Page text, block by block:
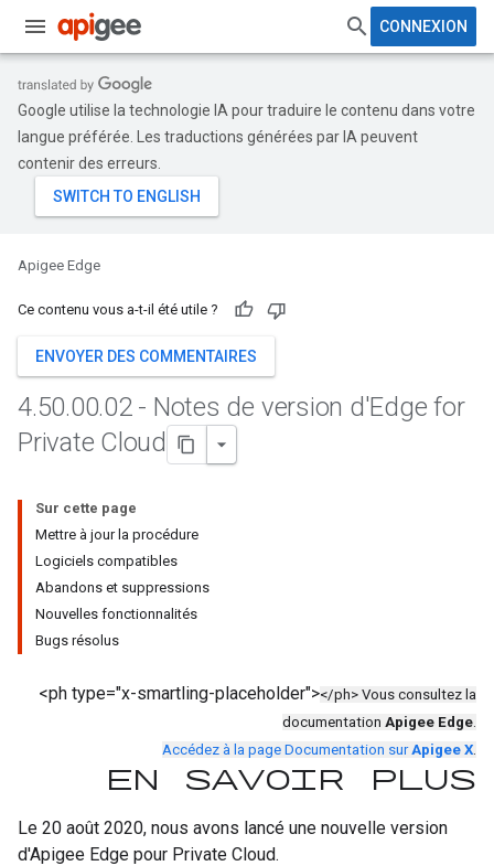
CONNEXION
Google utilise la technologie IA pour traduire le contenu dans votre
langue préférée. Les traductions générées par IA peuvent
contenir des erreurs.
Apigee Edge
Ce contenu vous a-t-il été utile ?
ENVOYER DES COMMENTAIRES
4.50.00.02 - Notes de version d'Edge for
Private Cloud
Sur cette page
Mettre à jour la procédure
Logiciels compatibles
Abandons et suppressions
Nouvelles fonctionnalités
Bugs résolus
<ph type="x-smartling-placeholder"></ph> Vous consultez la
documentation Apigee Edge.
Accédez à la page Documentation surApigee X.
En savoir plus
Le 20 août 2020, nous avons lancé une nouvelle version
d'Apigee Edge pour Private Cloud.